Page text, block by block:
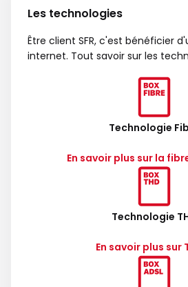
Les technologies
Être client SFR, c'est bénéficier
internet. Tout savoir sur les
Technologie
En savoir plus sur la
Technologie
En savoir plus sur